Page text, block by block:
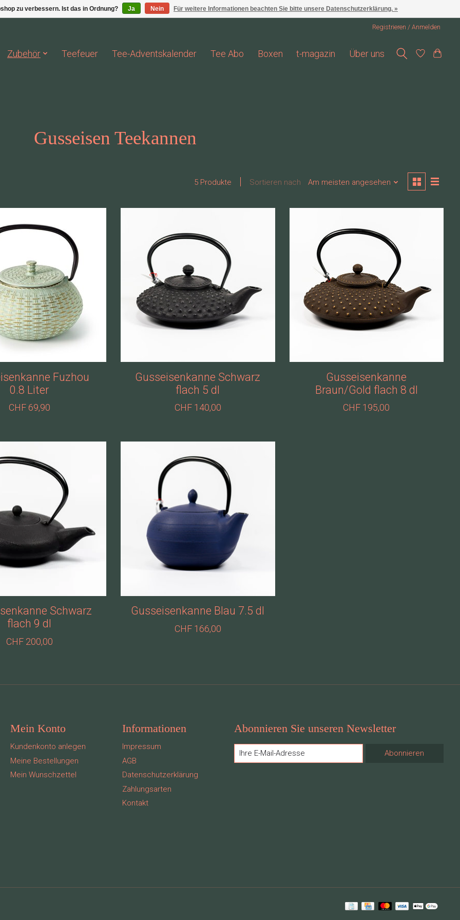
Registrieren / Anmelden
Zubehör Teefeuer Tee-Adventskalender Tee Abo Boxen t-magazin Über uns
Gusseisen Teekannen
5 Produkte Sortieren nach Am meisten angesehen
Fuzhou
0.8 Liter
CHF 69,90
Gusseisenkanne Schwarz
flach 5 dl
CHF 140,00
Gusseisenkanne
Braun/Gold flach 8 dl
CHF 195,00
Schwarz
flach 9 dl
CHF 200,00
Gusseisenkanne Blau 7.5 dl
CHF 166,00
Mein Konto
Kundenkonto anlegen
Meine Bestellungen
Mein Wunschzettel
Informationen
Impressum
AGB
Datenschutzerklärung
Zahlungsarten
Kontakt
Abonnieren Sie unseren Newsletter
Abonnieren
zu verbessern. Ist das in Ordnung? Ja Nein Für weitere Informationen beachten Sie bitte unsere Datenschutzerklärung. »